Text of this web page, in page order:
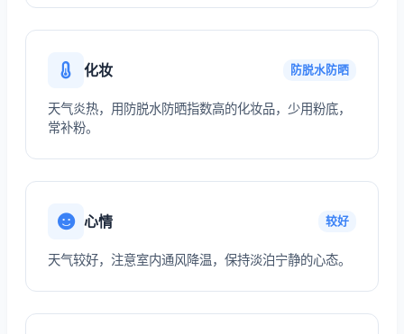
化妆 防脱水防晒
天气炎热，用防脱水防晒指数高的化妆品，少用粉底，
常补粉。
心情 较好
天气较好，注意室内通风降温，保持淡泊宁静的心态。